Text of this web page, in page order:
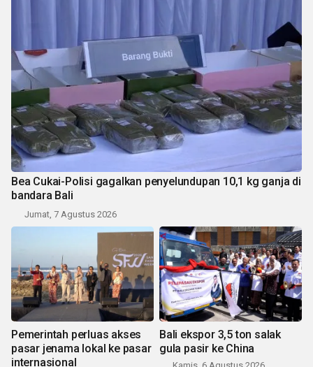
Bea Cukai-Polisi gagalkan penyelundupan 10,1 kg ganja di
bandara Bali
Jumat, 7 Agustus 2026
Pemerintah perluas akses
pasar jenama lokal ke pasar
internasional
Bali ekspor 3,5 ton salak
gula pasir ke China